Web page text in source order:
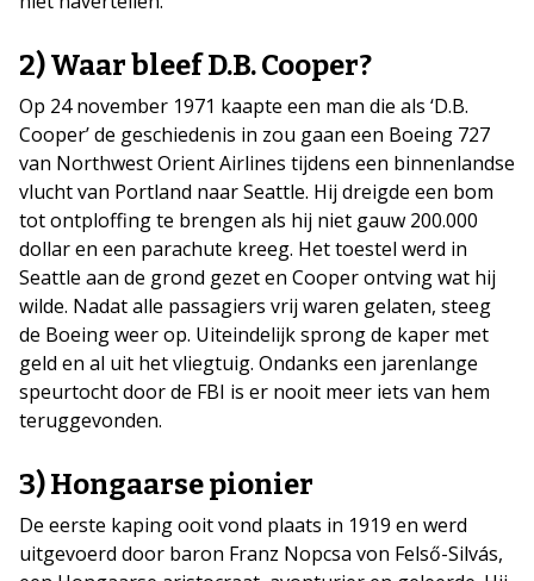
2) Waar bleef D.B. Cooper?
Op 24 november 1971 kaapte een man die als ‘D.B.
Cooper’ de geschiedenis in zou gaan een Boeing 727
van Northwest Orient Airlines tijdens een binnenlandse
vlucht van Portland naar Seattle. Hij dreigde een bom
tot ontploffing te brengen als hij niet gauw 200.000
dollar en een parachute kreeg. Het toestel werd in
Seattle aan de grond gezet en Cooper ontving wat hij
wilde. Nadat alle passagiers vrij waren gelaten, steeg
de Boeing weer op. Uiteindelijk sprong de kaper met
geld en al uit het vliegtuig. Ondanks een jarenlange
speurtocht door de FBI is er nooit meer iets van hem
teruggevonden.
3) Hongaarse pionier
De eerste kaping ooit vond plaats in 1919 en werd
uitgevoerd door baron Franz Nopcsa von Felső-Silvás,